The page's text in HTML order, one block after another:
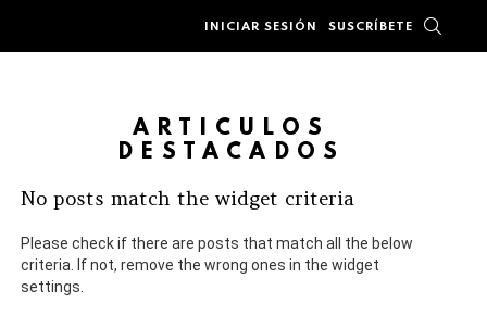
INICIAR SESIÓN SUSCRÍBETE
ARTÍCULOS
DESTACADOS
No posts match the widget criteria
Please check if there are posts that match all the below
criteria. If not, remove the wrong ones in the widget
settings.